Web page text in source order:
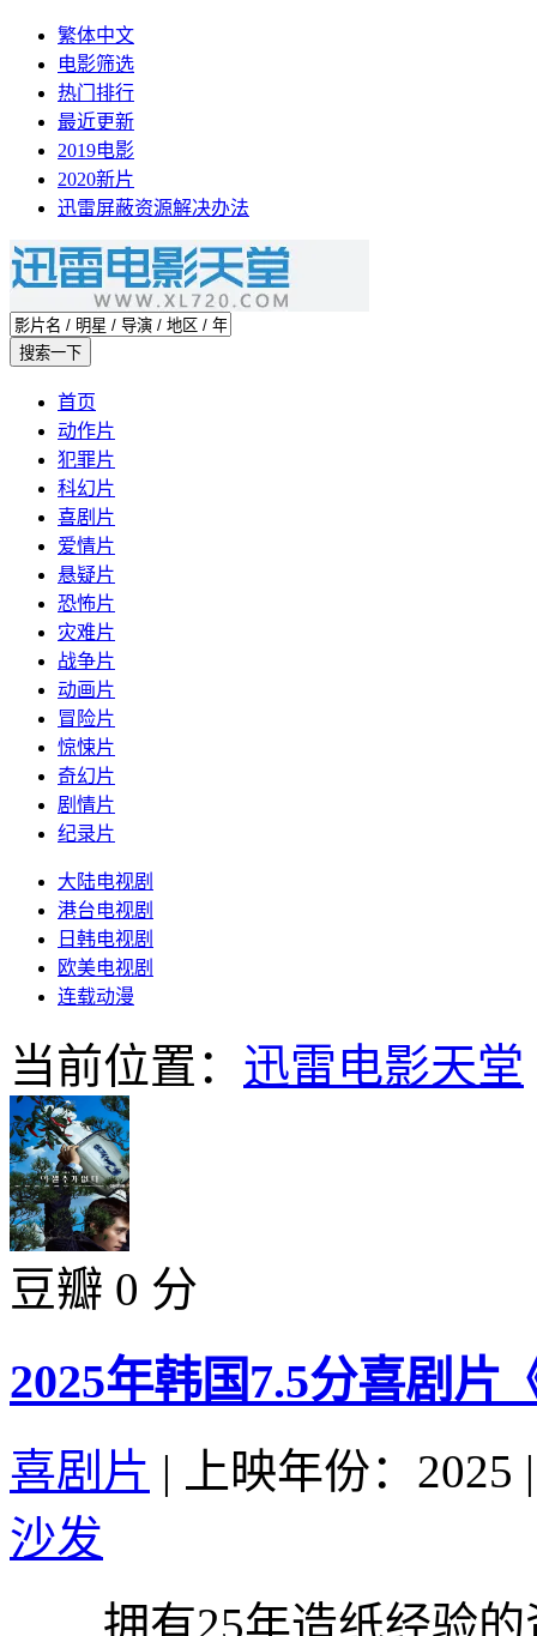
繁体中文
电影筛选
热门排行
最近更新
2019电影
2020新片
迅雷屏蔽资源解决办法
首页
动作片
犯罪片
科幻片
喜剧片
爱情片
悬疑片
恐怖片
灾难片
战争片
动画片
冒险片
惊悚片
奇幻片
剧情片
纪录片
大陆电视剧
港台电视剧
日韩电视剧
欧美电视剧
连载动漫
当前位置： 迅雷电影天堂
豆瓣 0 分
2025年韩国7.5分喜剧片
喜剧片 | 上映年份：2025 |
沙发
拥有25年造纸经验的